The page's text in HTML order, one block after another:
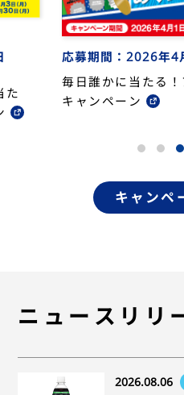
た
応募期間：2026年4
毎日誰かに当たる
キャンペーン
キャンペ
ニュースリリ
2026.08.06